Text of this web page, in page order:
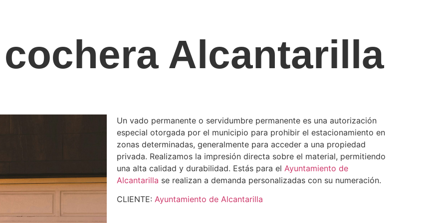
Alcantarilla
Un vado permanente o servidumbre permanente es una autorización
especial otorgada por el municipio para prohibir el estacionamiento en
zonas determinadas, generalmente para acceder a una propiedad
privada. Realizamos la impresión directa sobre el material, permitiendo
una alta calidad y durabilidad. Estás para el Ayuntamiento de
Alcantarilla se realizan a demanda personalizadas con su numeración.
CLIENTE: Ayuntamiento de Alcantarilla